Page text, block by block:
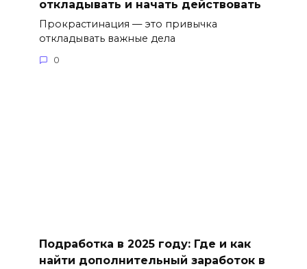
откладывать и начать действовать
Прокрастинация — это привычка
откладывать важные дела
0
Подработка в 2025 году: Где и как
найти дополнительный заработок в